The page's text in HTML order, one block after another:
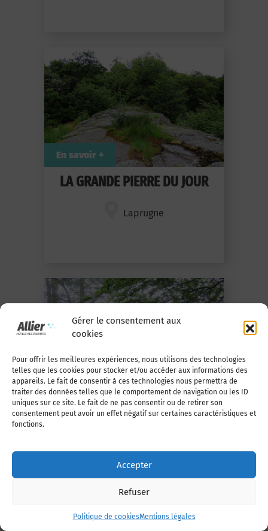
Gérer le consentement aux
cookies
Pour offrir les meilleures expériences, nous utilisons des technologies
telles que les cookies pour stocker et/ou accéder aux informations des
appareils. Le fait de consentir à ces technologies nous permettra de
traiter des données telles que le comportement de navigation ou les ID
uniques sur ce site. Le fait de ne pas consentir ou de retirer son
consentement peut avoir un effet négatif sur certaines caractéristiques et
fonctions.
Accepter
Refuser
Politique de cookiesMentions légales
LA GRANDE PIERRE DU JOUR
Laprugne
En savoir +
LE DOLMEN DU CALVAIRE
En savoir +